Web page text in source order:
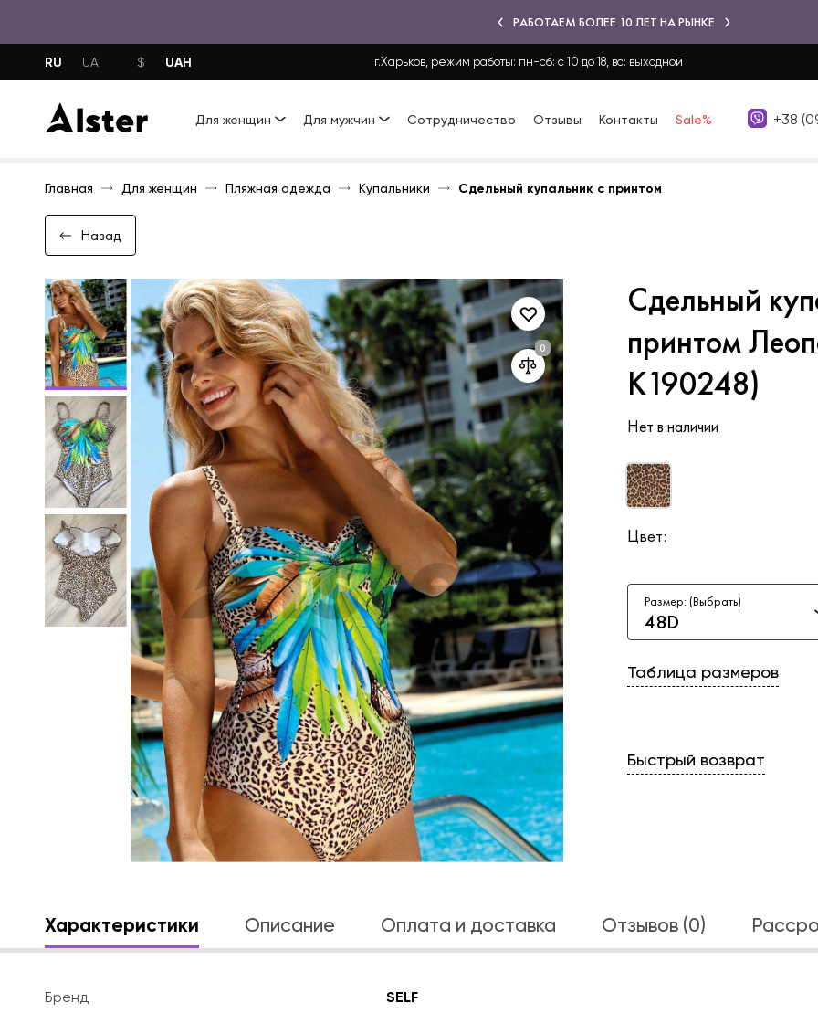
РАБОТАЕМ БОЛЕЕ 10 ЛЕТ НА РЫНКЕ
RU UA $ UAH г.Харьков, режим работы: пн-сб: с 10 до 18, вс: выходной
Для женщин Для мужчин Сотрудничество Отзывы Контакты Sale% +38
Главная Для женщин Пляжная одежда Купальники Сдельный купальник с принтом
Назад
Сдельный
принтом
K190248)
Нет в наличии
Цвет:
Размер: (Выбрать)
48D
Таблица размеров
Быстрый возврат
Характеристики Описание Оплата и доставка Отзывов (0)
Бренд
SELF